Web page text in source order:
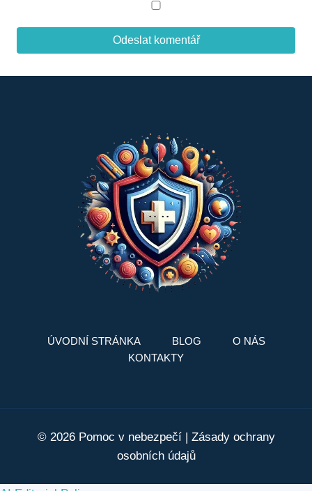
ÚVODNÍ STRÁNKA BLOG
O NÁS
KONTAKTY
© 2026 Pomoc v nebezpečí | Zásady ochrany
osobních údajů